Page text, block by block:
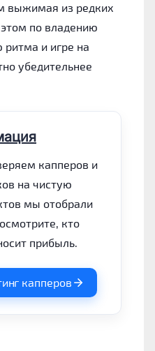
выжимая из редких
по владению
ритма и игре на
убедительнее
капперов и
на чистую
мы отобрали
кто
прибыль.
капперов